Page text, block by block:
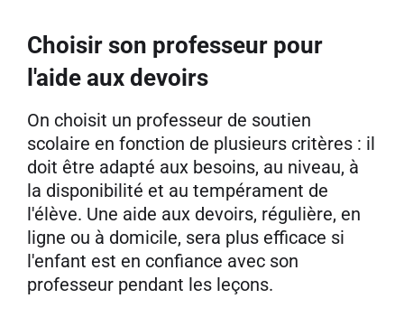
Choisir son professeur pour
l'aide aux devoirs
On choisit un professeur de soutien
scolaire en fonction de plusieurs critères : il
doit être adapté aux besoins, au niveau, à
la disponibilité et au tempérament de
l'élève. Une aide aux devoirs, régulière, en
ligne ou à domicile, sera plus efficace si
l'enfant est en confiance avec son
professeur pendant les leçons.